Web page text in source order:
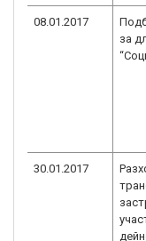
08.01.2017
за
30.01.2017